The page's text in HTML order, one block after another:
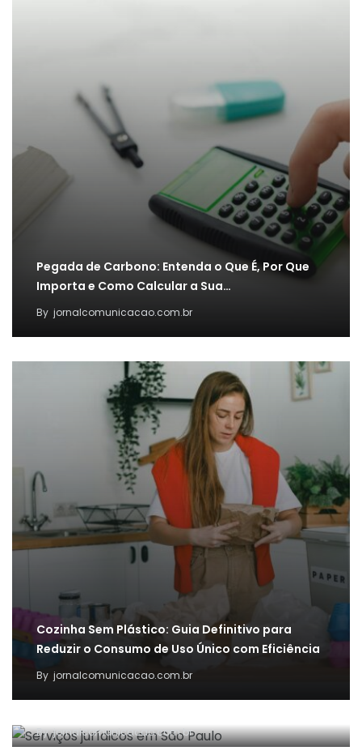
Pegada de Carbono: Entenda o Que É, Por Que
Importa e Como Calcular a Sua…
By jornalcomunicacao.com.br
Cozinha Sem Plástico: Guia Definitivo para
Reduzir o Consumo de Uso Único com Eficiência
By jornalcomunicacao.com.br
Principais serviços jurídicos oferecidos por
escritórios de advocacia em São Paulo
Byjornalcomunicacao.com.br